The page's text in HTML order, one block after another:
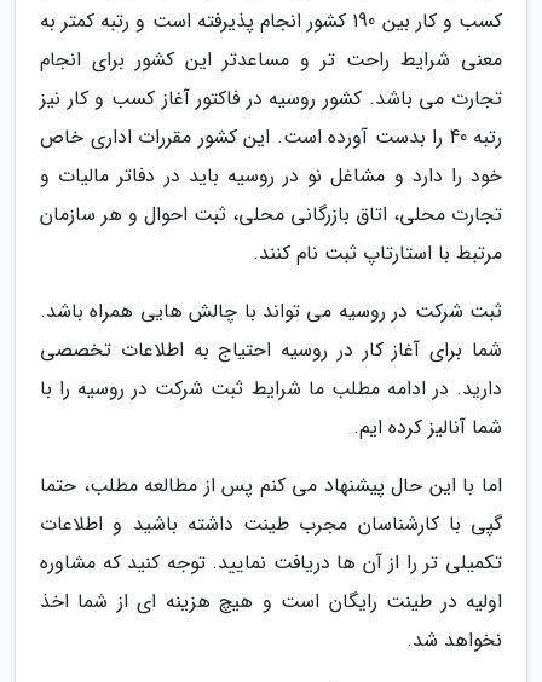
کسب و کار بین 190 کشور انجام پذیرفته است و رتبه کمتر به
معنی شرایط راحت تر و مساعدتر این کشور برای انجام
تجارت می باشد. کشور روسیه در فاکتور آغاز کسب و کار نیز
رتبه 40 را بدست آورده است. این کشور مقررات اداری خاص
خود را دارد و مشاغل نو در روسیه باید در دفاتر مالیات و
تجارت محلی، اتاق بازرگانی محلی، ثبت احوال و هر سازمان
مرتبط با استارتاپ ثبت نام کنند.
ثبت شرکت در روسیه می تواند با چالش هایی همراه باشد.
شما برای آغاز کار در روسیه احتیاج به اطلاعات تخصصی
دارید. در ادامه مطلب ما شرایط ثبت شرکت در روسیه را با
شما آنالیز کرده ایم.
اما با این حال پیشنهاد می کنم پس از مطالعه مطلب، حتما
گپی با کارشناسان مجرب طینت داشته باشید و اطلاعات
تکمیلی تر را از آن ها دریافت نمایید. توجه کنید که مشاوره
اولیه در طینت رایگان است و هیچ هزینه ای از شما اخذ
نخواهد شد.